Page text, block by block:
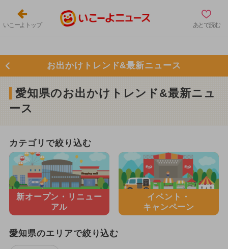
いこーよトップ あとで読む
お出かけトレンド&最新ニュース
愛知県のお出かけトレンド&最新ニュ
ース
カテゴリで絞り込む
新オープン・ リニュー
アル
イベント・
キャンペーン
愛知県のエリアで絞り込む